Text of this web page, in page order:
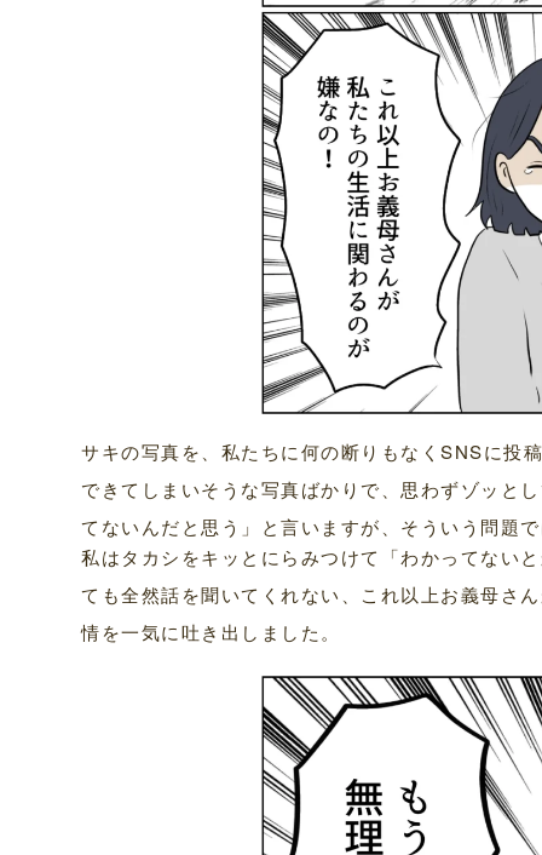
サキの写真を、私たちに何の断りもなくSNSに投
できてしまいそうな写真ばかりで、思わずゾッと
てないんだと思う」と言いますが、そういう問題で
私はタカシをキッとにらみつけて「わかってない
ても全然話を聞いてくれない、これ以上お義母さ
情を一気に吐き出しました。